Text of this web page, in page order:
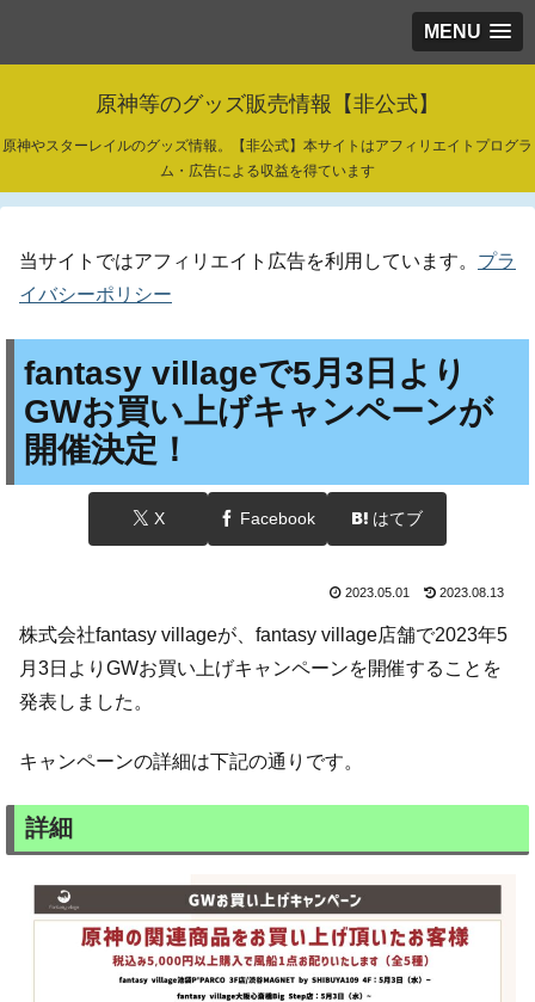
MENU
原神等のグッズ販売情報【非公式】
原神やスターレイルのグッズ情報。【非公式】本サイトはアフィリエイトプログラ
ム・広告による収益を得ています
当サイトではアフィリエイト広告を利用しています。 プラ
イバシーポリシー
fantasy villageで5月3日より
GWお買い上げキャンペーンが
開催決定！
X Facebook はてブ
2023.05.01 2023.08.13
株式会社fantasy villageが、fantasy village店舗で2023年5
月3日よりGWお買い上げキャンペーンを開催することを
発表しました。
キャンペーンの詳細は下記の通りです。
詳細